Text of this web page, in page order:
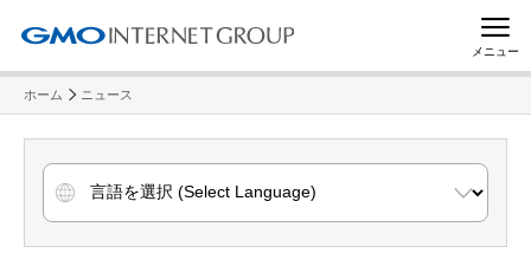
メニュー
ホーム ニュース